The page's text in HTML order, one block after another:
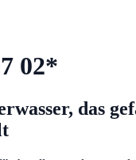
02*
das